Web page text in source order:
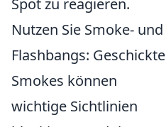
Spot zu reagieren.
Nutzen Sie Smoke- und
Flashbangs: Geschickte
Smokes können
wichtige Sichtlinien